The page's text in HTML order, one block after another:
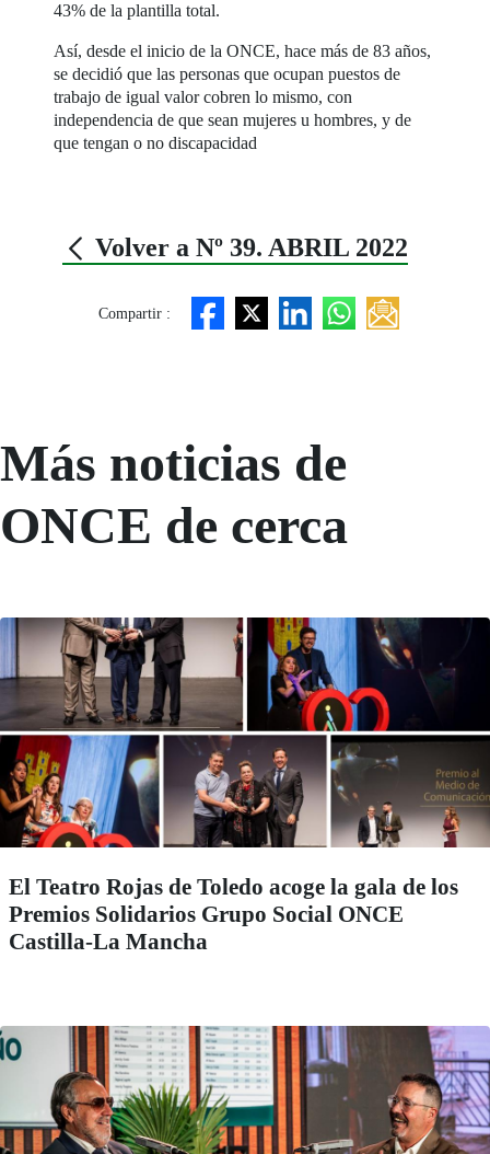
43% de la plantilla total.
Así, desde el inicio de la ONCE, hace más de 83 años,
se decidió que las personas que ocupan puestos de
trabajo de igual valor cobren lo mismo, con
independencia de que sean mujeres u hombres, y de
que tengan o no discapacidad
Volver a Nº 39. ABRIL 2022
Compartir :
Más noticias de
ONCE de cerca
El Teatro Rojas de Toledo acoge la gala de los
Premios Solidarios Grupo Social ONCE
Castilla-La Mancha